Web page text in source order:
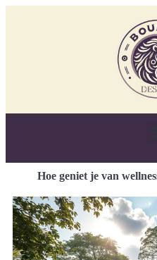
Hoe geniet je van